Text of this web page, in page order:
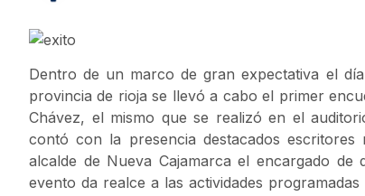
Dentro de un marco de gran expectativa el
provincia de rioja se llevó a cabo el primer
Chávez, el mismo que se realizó en el
contó con la presencia destacados
alcalde de Nueva Cajamarca el encargado de
evento da realce a las actividades